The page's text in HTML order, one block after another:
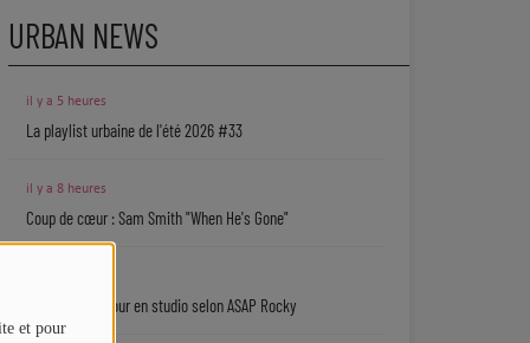
et pour
URBAN NEWS
il y a 5 heures
La playlist urbaine de l'été 2026 #33
il y a 8 heures
Coup de cœur : Sam Smith "When He's Gone"
Rihanna de retour en studio selon ASAP Rocky